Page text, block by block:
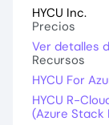
HYCU Inc.
Precios
Ver detalles
Recursos
HYCU For
HYCU R-
(Azure Stack